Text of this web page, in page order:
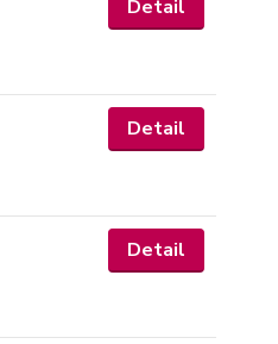
Detail
Detail
Detail